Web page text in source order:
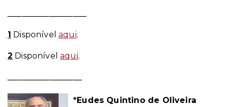
1 Disponívelaqui.
2 Disponívelaqui.
*Eudes Quintino de Oliveira